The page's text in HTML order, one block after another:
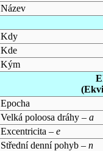
Název
Kdy
Kde
Kým
Epocha
Velká poloosa dráhy – a
Excentricita – e
Střední denní pohyb – n